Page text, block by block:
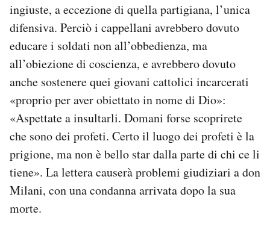
ingiuste, a eccezione di quella partigiana, l’unica
difensiva. Perciò i cappellani avrebbero dovuto
educare i soldati non all’obbedienza, ma
all’obiezione di coscienza, e avrebbero dovuto
anche sostenere quei giovani cattolici incarcerati
«proprio per aver obiettato in nome di Dio»:
«Aspettate a insultarli. Domani forse scoprirete
che sono dei profeti. Certo il luogo dei profeti è la
prigione, ma non è bello star dalla parte di chi ce li
tiene». La lettera causerà problemi giudiziari a don
Milani, con una condanna arrivata dopo la sua
morte.